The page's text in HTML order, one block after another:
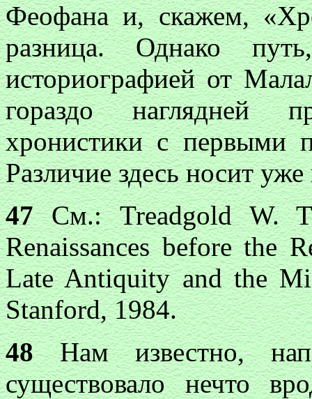
Феофана и, скажем,
разница. Однако
историографией от
гораздо наглядней
хронистики с первыми
Различие здесь носит
47См.: Treadgold W.
Renaissances before the
Late Antiquity and the
Stanford, 1984.
48Нам известно,
существовало нечто